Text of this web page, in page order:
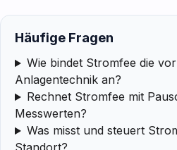
Häufige Fragen
Wie bindet Stromfee die
Anlagentechnik an?
Rechnet Stromfee mit
Messwerten?
Was misst und steuert